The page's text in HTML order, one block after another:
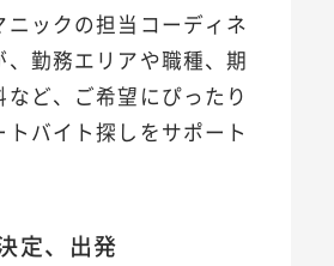
ニックの担当コーディネ
、勤務エリアや職種、期
など、ご希望にぴったり
トバイト探しをサポート
定、出発